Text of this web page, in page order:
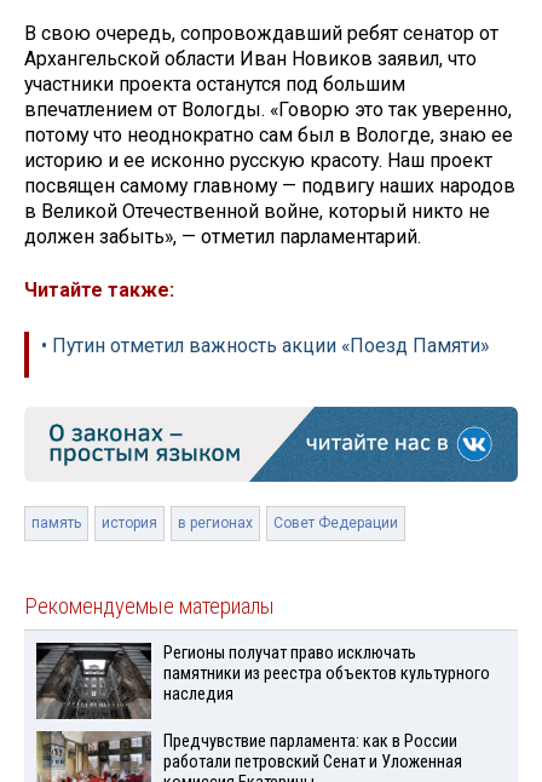
В свою очередь, сопровождавший ребят сенатор от
Архангельской области Иван Новиков заявил, что
участники проекта останутся под большим
впечатлением от Вологды. «Говорю это так уверенно,
потому что неоднократно сам был в Вологде, знаю ее
историю и ее исконно русскую красоту. Наш проект
посвящен самому главному — подвигу наших народов
в Великой Отечественной войне, который никто не
должен забыть», — отметил парламентарий.
Читайте также:
• Путин отметил важность акции «Поезд Памяти»
память история в регионах Совет Федерации
Рекомендуемые материалы
Регионы получат право исключать
памятники из реестра объектов культурного
наследия
Предчувствие парламента: как в России
работали петровский Сенат и Уложенная